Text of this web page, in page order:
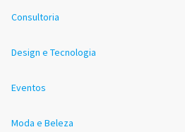
Consultoria
Design e Tecnologia
Eventos
Moda e Beleza